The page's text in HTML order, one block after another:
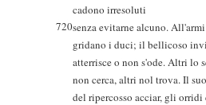
cadono irresoluti
720senza evitarne alcuno.
gridano i duci; il bellicoso
atterrisce o non s'ode. Altri lo
non cerca, altri nol trova. Il
del ripercosso acciar, gli orridi